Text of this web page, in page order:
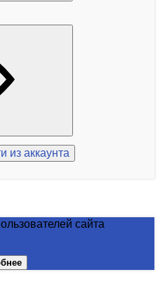
из аккаунта
сайта